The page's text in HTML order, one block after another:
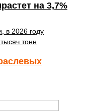
на 3,7%
в 2026 году
тонн